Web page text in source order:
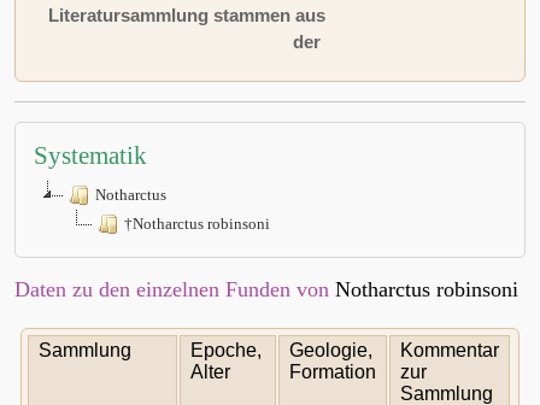
Literatursammlung stammen aus
der
Systematik
Notharctus
†Notharctus robinsoni
Daten zu den einzelnen Funden von Notharctus robinsoni
Sammlung
Epoche,
Alter
Geologie,
Formation
Kommentar
zur
Sammlung